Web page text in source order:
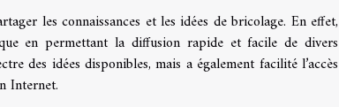
les connaissances et les idées de bricolage. En effet,
en permettant la diffusion rapide et facile de divers
des idées disponibles, mais a également facilité l’accès
Internet.